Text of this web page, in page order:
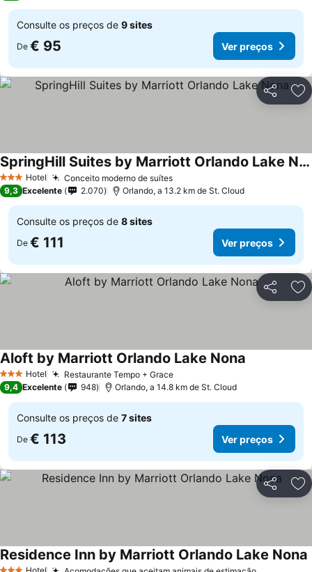
Consulte os preços de 9 sites
De € 95 Ver preços
Partilhar
3 EstrelasHotel Conceito moderno de suítesVer preços
SpringHill Suites by Marriott Orlando Lake Nona
Ver preços
9,3 Excelente 2.070 Orlando, a 13.2 km de St. Cloud
Consulte os preços de 8 sites
De € 111 Ver preços
Partilhar
3 EstrelasHotel Restaurante Tempo + GraceVer preços
Aloft by Marriott Orlando Lake Nona
9,4 Excelente 948 Orlando, a 14.8 km de St. Cloud
Consulte os preços de 7 sites
De € 113 Ver preços
Partilhar
Hotel
Residence Inn by Marriott Orlando Lake Nona